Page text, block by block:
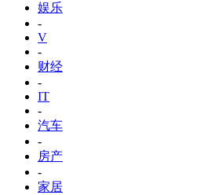
娱乐
-
V
-
财经
-
IT
-
汽车
-
房产
-
家居